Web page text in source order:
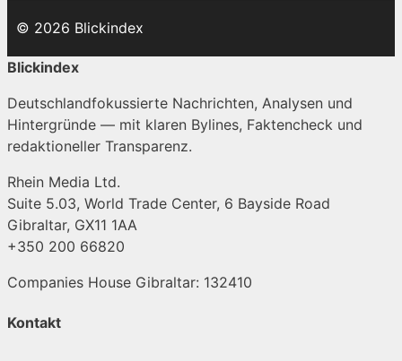
© 2026 Blickindex
Blickindex
Deutschlandfokussierte Nachrichten, Analysen und
Hintergründe — mit klaren Bylines, Faktencheck und
redaktioneller Transparenz.
Rhein Media Ltd.
Suite 5.03, World Trade Center, 6 Bayside Road
Gibraltar, GX11 1AA
+350 200 66820
Companies House Gibraltar: 132410
Kontakt